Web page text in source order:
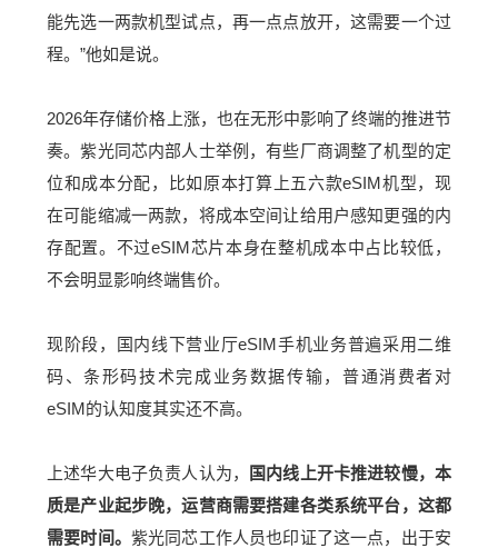
能先选一两款机型试点，再一点点放开，这需要一个过
程。”他如是说。
2026年存储价格上涨，也在无形中影响了终端的推进节
奏。紫光同芯内部人士举例，有些厂商调整了机型的定
位和成本分配，比如原本打算上五六款eSIM机型，现
在可能缩减一两款，将成本空间让给用户感知更强的内
存配置。不过eSIM芯片本身在整机成本中占比较低，
不会明显影响终端售价。
现阶段，国内线下营业厅eSIM手机业务普遍采用二维
码、条形码技术完成业务数据传输，普通消费者对
eSIM的认知度其实还不高。
上述华大电子负责人认为，
国内线上开卡推进较慢，本
质是产业起步晚，运营商需要搭建各类系统平台，这都
需要时间。 紫光同芯工作人员也印证了这一点，出于安